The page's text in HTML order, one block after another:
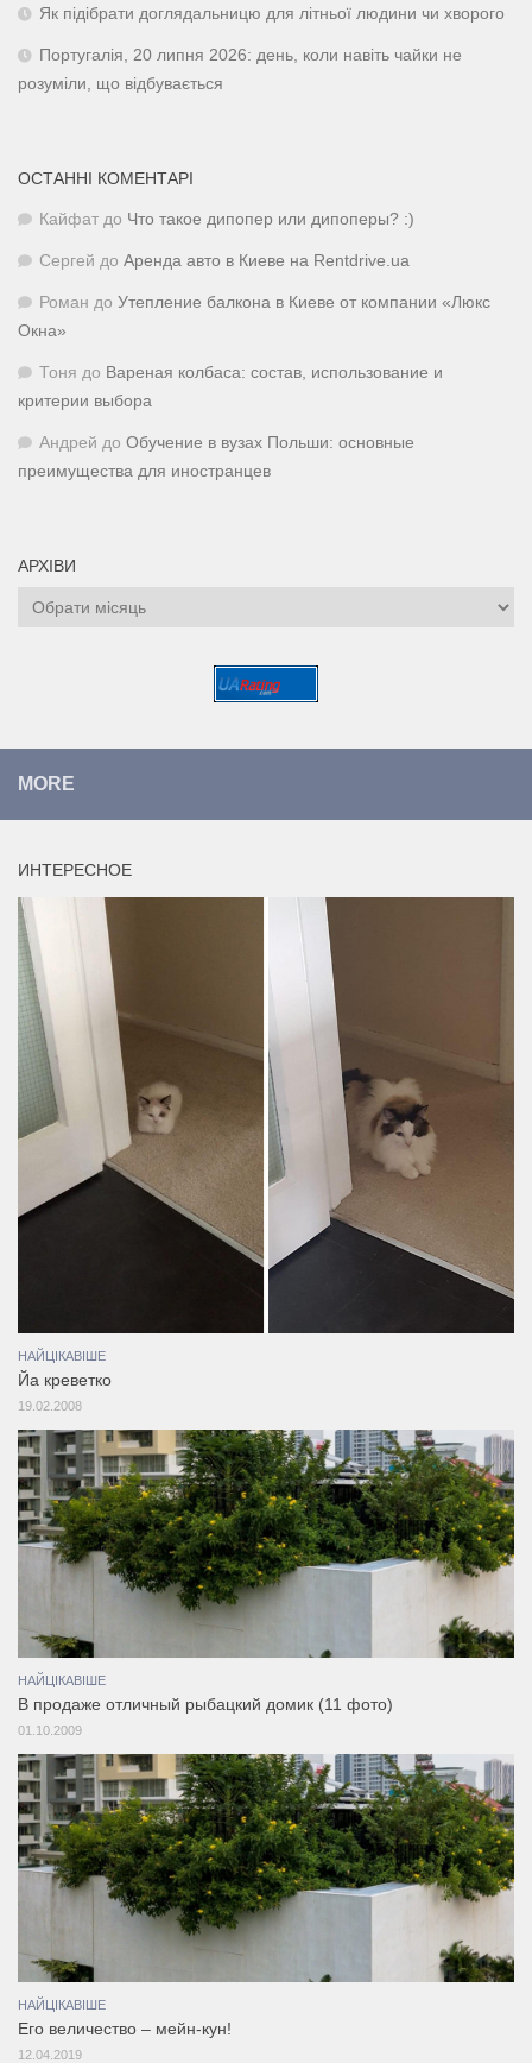
Як підібрати доглядальницю для літньої людини чи хворого
Португалія, 20 липня 2026: день, коли навіть чайки не
розуміли, що відбувається
ОСТАННІ КОМЕНТАРІ
Кайфат до Что такое дипопер или дипоперы? :)
Сергей до Аренда авто в Киеве на Rentdrive.ua
Роман до Утепление балкона в Киеве от компании «Люкс
Окна»
Тоня до Вареная колбаса: состав, использование и
критерии выбора
Андрей до Обучение в вузах Польши: основные
преимущества для иностранцев
АРХІВИ
Архіви
MORE
ИНТЕРЕСНОЕ
НАЙЦІКАВІШЕ
Йа креветко
19.02.2008
НАЙЦІКАВІШЕ
В продаже отличный рыбацкий домик (11 фото)
01.10.2009
НАЙЦІКАВІШЕ
Его величество – мейн-кун!
12.04.2019